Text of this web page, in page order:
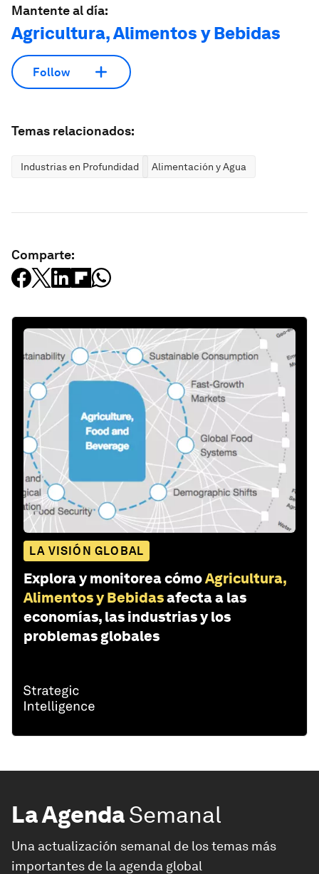
Mantente al día:
Agricultura, Alimentos y Bebidas
Follow
Temas relacionados:
Industrias en Profundidad Alimentación y Agua
Comparte:
LA VISIÓN GLOBAL
Explora y monitorea cómoAgricultura,
Alimentos y Bebidasafecta a las
economías, las industrias y los
problemas globales
La AgendaSemanal
Una actualización semanal de los temas más
importantes de la agenda global